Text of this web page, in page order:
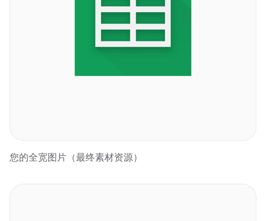
您的全宽图片（最终素材资源）